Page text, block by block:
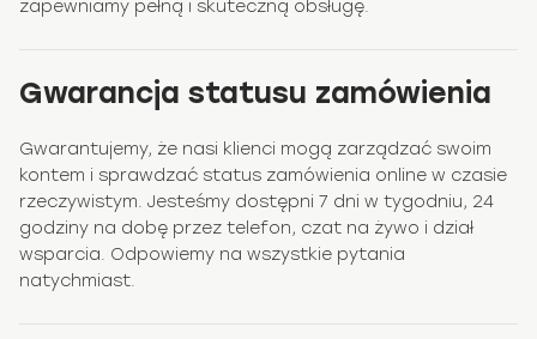
zapewniamy pełną i skuteczną obsługę.
Gwarancja statusu zamówienia
Gwarantujemy, że nasi klienci mogą zarządzać swoim
kontem i sprawdzać status zamówienia online w czasie
rzeczywistym. Jesteśmy dostępni 7 dni w tygodniu, 24
godziny na dobę przez telefon, czat na żywo i dział
wsparcia. Odpowiemy na wszystkie pytania
natychmiast.